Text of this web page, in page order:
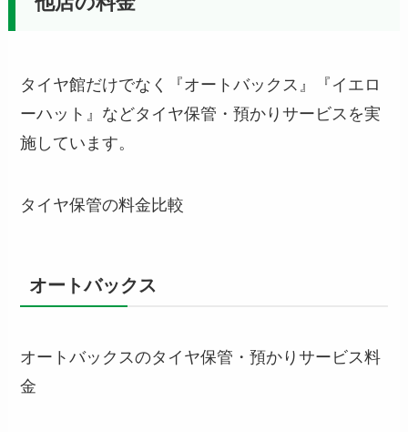
タイヤ館だけでなく『オートバックス』『イエロ
ーハット』などタイヤ保管・預かりサービスを実
施しています。
タイヤ保管の料金比較
オートバックス
オートバックスのタイヤ保管・預かりサービス料
金